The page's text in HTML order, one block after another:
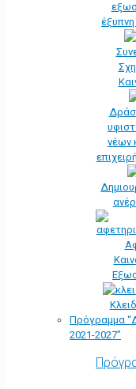
έξυπνη
νέων
Πρόγραμμα
2021-2027”